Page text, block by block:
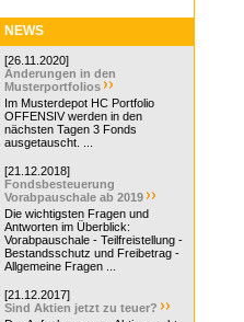
NEWS
[26.11.2020]
Änderungen in den
Musterportfolios
Im Musterdepot HC Portfolio
OFFENSIV werden in den
nächsten Tagen 3 Fonds
ausgetauscht. ...
[21.12.2018]
Fondsbesteuerung
Vorabpauschale ab 2019
Die wichtigsten Fragen und
Antworten im Überblick:
Vorabpauschale - Teilfreistellung -
Bestandsschutz und Freibetrag -
Allgemeine Fragen ...
[21.12.2017]
Sind Aktien jetzt zu teuer?